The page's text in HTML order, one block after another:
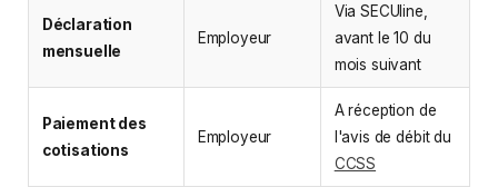
Déclaration
mensuelle
Employeur
Via SECUline,
avant le 10 du
mois suivant
Paiement des
cotisations
Employeur
A réception de
l'avis de débit du
CCSS